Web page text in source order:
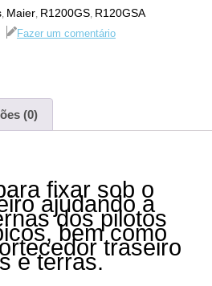
, Maier, R1200GS, R120GSA
Fazer um comentário
(0)
fixar sob o
ajudando a
dos pilotos
bem como
traseiro
e terras.